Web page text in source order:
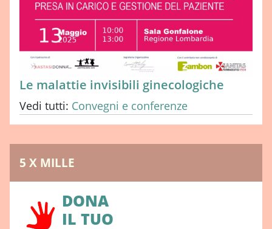
Le malattie invisibili ginecologiche
Vedi tutti: Convegni e conferenze
5 X MILLE
DONA
IL TUO